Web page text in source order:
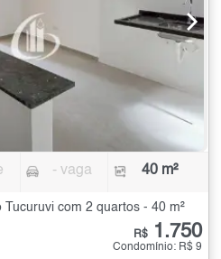
- vaga 40 m²
com 2 quartos - 40 m²
R$ 1.750
Condomínio: R$ 9